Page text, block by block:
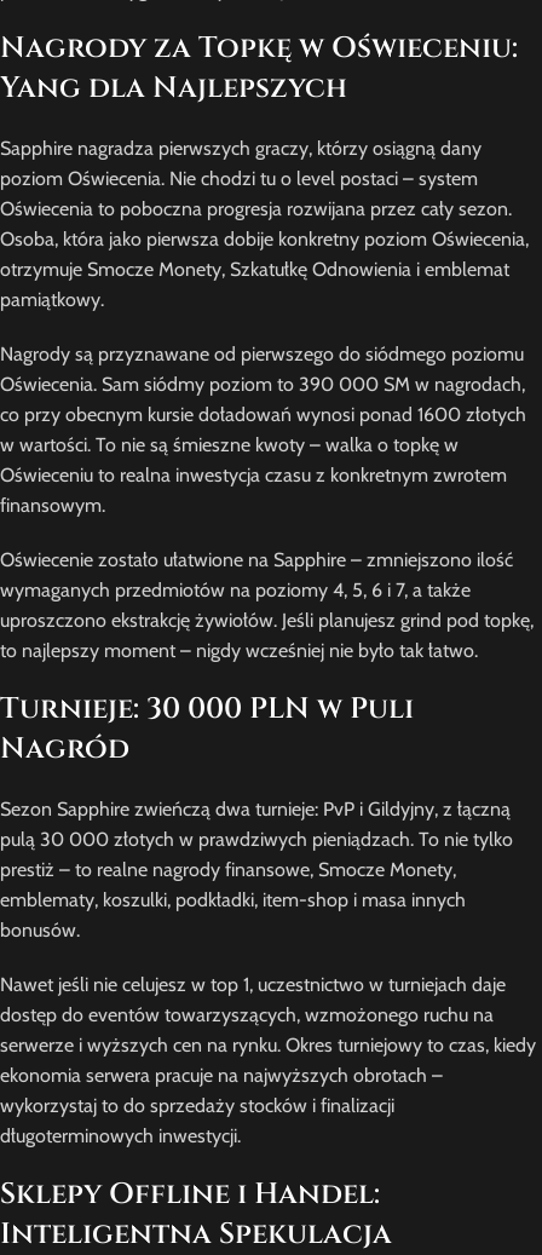
Nagrody za Topkę w Oświeceniu:
Yang dla Najlepszych
Sapphire nagradza pierwszych graczy, którzy osiągną dany
poziom Oświecenia. Nie chodzi tu o level postaci – system
Oświecenia to poboczna progresja rozwijana przez cały sezon.
Osoba, która jako pierwsza dobije konkretny poziom Oświecenia,
otrzymuje Smocze Monety, Szkatułkę Odnowienia i emblemat
pamiątkowy.
Nagrody są przyznawane od pierwszego do siódmego poziomu
Oświecenia. Sam siódmy poziom to 390 000 SM w nagrodach,
co przy obecnym kursie doładowań wynosi ponad 1600 złotych
w wartości. To nie są śmieszne kwoty – walka o topkę w
Oświeceniu to realna inwestycja czasu z konkretnym zwrotem
finansowym.
Oświecenie zostało ułatwione na Sapphire – zmniejszono ilość
wymaganych przedmiotów na poziomy 4, 5, 6 i 7, a także
uproszczono ekstrakcję żywiołów. Jeśli planujesz grind pod topkę,
to najlepszy moment – nigdy wcześniej nie było tak łatwo.
Turnieje: 30 000 PLN w Puli
Nagród
Sezon Sapphire zwieńczą dwa turnieje: PvP i Gildyjny, z łączną
pulą 30 000 złotych w prawdziwych pieniądzach. To nie tylko
prestiż – to realne nagrody finansowe, Smocze Monety,
emblematy, koszulki, podkładki, item-shop i masa innych
bonusów.
Nawet jeśli nie celujesz w top 1, uczestnictwo w turniejach daje
dostęp do eventów towarzyszących, wzmożonego ruchu na
serwerze i wyższych cen na rynku. Okres turniejowy to czas, kiedy
ekonomia serwera pracuje na najwyższych obrotach –
wykorzystaj to do sprzedaży stocków i finalizacji
długoterminowych inwestycji.
Sklepy Offline i Handel:
Inteligentna Spekulacja